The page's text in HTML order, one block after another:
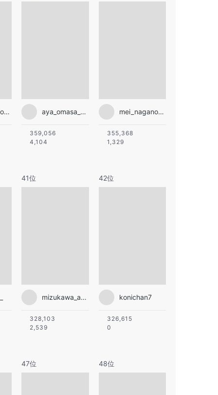
mei_nagano0924official aya_omasa_official
359,056
4,104
mei_nagano0924official
355,368
1,329
41位
mizukawa_asami
328,103
2,539
42位
konichan7
326,615
0
47位 48位